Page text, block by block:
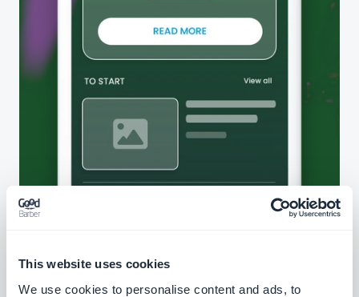
This website uses cookies
We use cookies to personalise content and ads, to